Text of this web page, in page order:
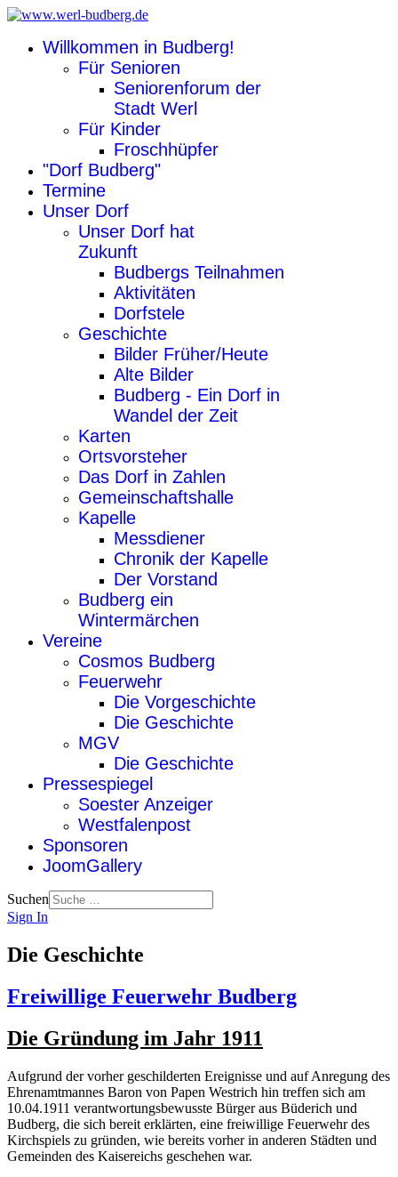
Willkommen in Budberg!
Für Senioren
Seniorenforum der
Stadt Werl
Für Kinder
Froschhüpfer
"Dorf Budberg"
Termine
Unser Dorf
Unser Dorf hat
Zukunft
Budbergs Teilnahmen
Aktivitäten
Dorfstele
Geschichte
Bilder Früher/Heute
Alte Bilder
Budberg - Ein Dorf in
Wandel der Zeit
Karten
Ortsvorsteher
Das Dorf in Zahlen
Gemeinschaftshalle
Kapelle
Messdiener
Chronik der Kapelle
Der Vorstand
Budberg ein
Wintermärchen
Vereine
Cosmos Budberg
Feuerwehr
Die Vorgeschichte
Die Geschichte
MGV
Die Geschichte
Pressespiegel
Soester Anzeiger
Westfalenpost
Sponsoren
JoomGallery
Suchen
Sign In
Die Geschichte
Freiwillige Feuerwehr Budberg
Die Gründung im Jahr 1911
Aufgrund der vorher geschilderten Ereignisse und auf Anregung des
Ehrenamtmannes Baron von Papen Westrich hin treffen sich am
10.04.1911 verantwortungsbewusste Bürger aus Büderich und
Budberg, die sich bereit erklärten, eine freiwillige Feuerwehr des
Kirchspiels zu gründen, wie bereits vorher in anderen Städten und
Gemeinden des Kaisereichs geschehen war.